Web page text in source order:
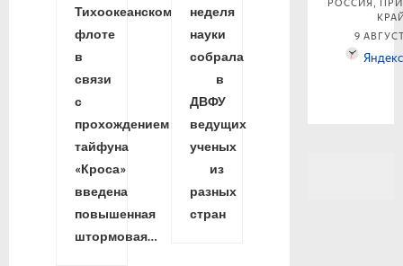
Тихоокеанском
флоте
в
связи
с
прохождением
тайфуна
«Кроса»
введена
повышенная
штормовая…
неделя
науки
собрала
в
ДВФУ
ведущих
ученых
из
разных
стран